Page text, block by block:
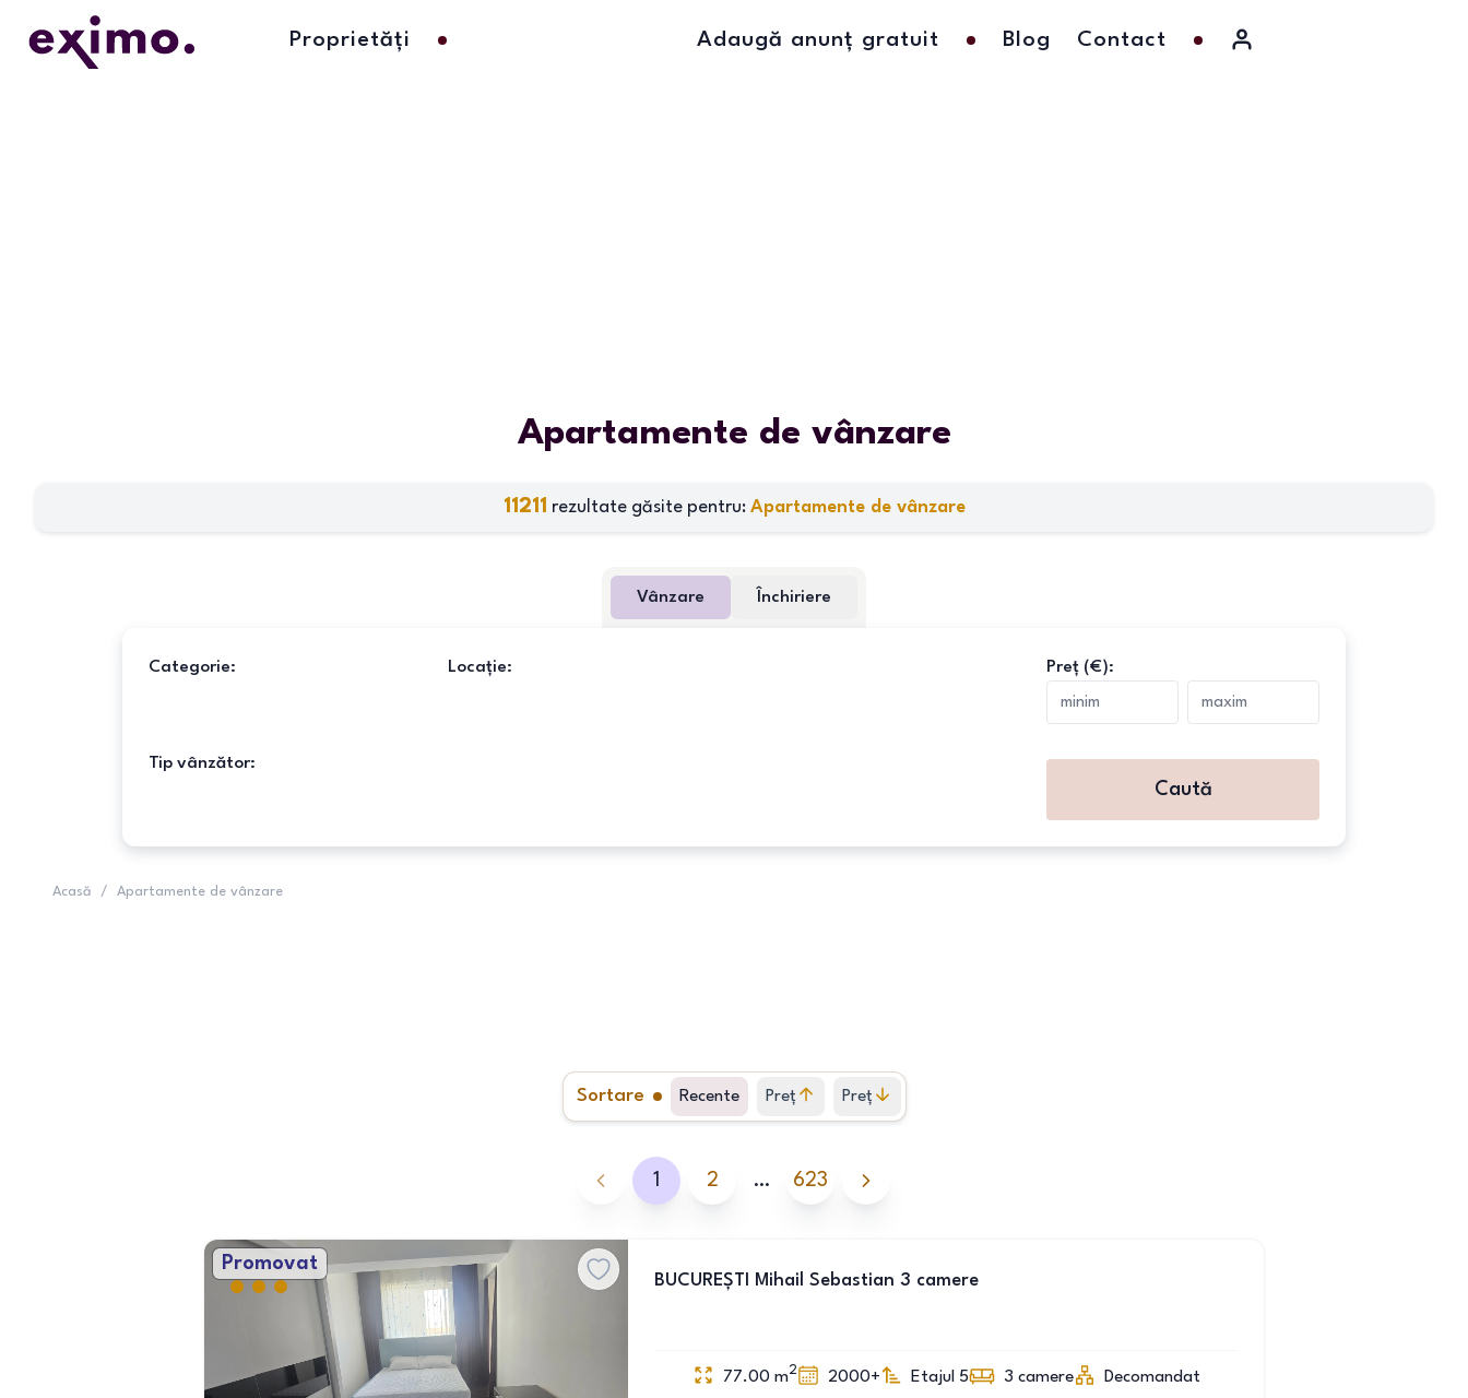
Proprietăți Adaugă anunț gratuit Blog Contact
Apartamente de vânzare
11211 rezultate găsite pentru: Apartamente de vânzare
Vânzare Închiriere
Categorie: Locație: Preț (€):
Tip vânzător:
Caută
Acasă / Apartamente de vânzare
Sortare Recente Preț
crescător
Preț
descrescător
1 2 … 623
Promovat
BUCUREȘTI Mihail Sebastian 3 camere
77.00 m2 2000+ Etajul 5 3 camere Decomandat